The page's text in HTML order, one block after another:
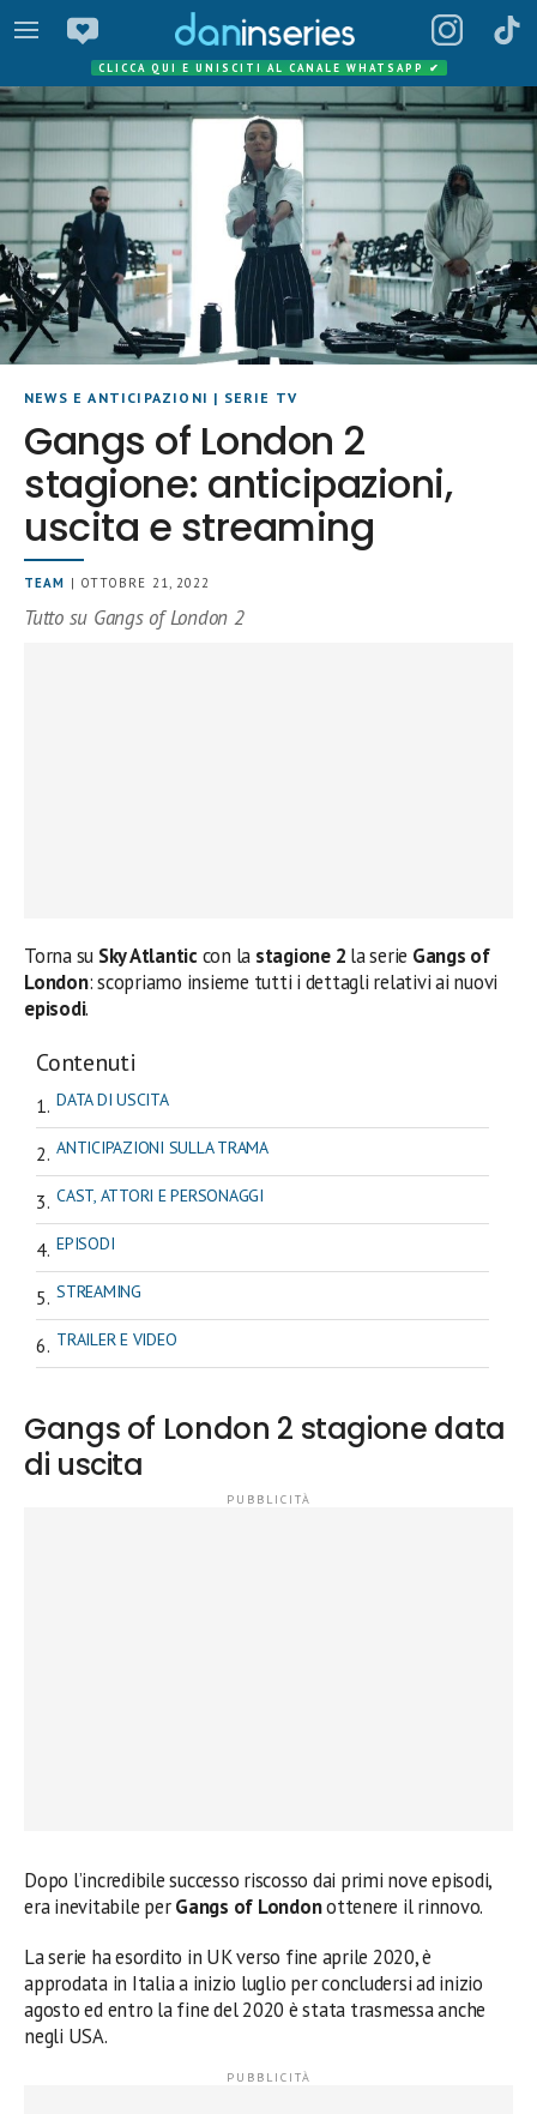
CLICCA QUI E UNISCITI AL CANALE WHATSAPP ✔
NEWS E ANTICIPAZIONI | SERIE TV
Gangs of London 2
stagione: anticipazioni,
uscita e streaming
TEAM | OTTOBRE 21, 2022
Tutto su Gangs of London 2
Torna su Sky Atlantic con la stagione 2 la serie Gangs of
London: scopriamo insieme tutti i dettagli relativi ai nuovi
episodi.
Contenuti
DATA DI USCITA
ANTICIPAZIONI SULLA TRAMA
CAST, ATTORI E PERSONAGGI
EPISODI
STREAMING
TRAILER E VIDEO
Gangs of London 2 stagione data
di uscita
Dopo l’incredibile successo riscosso dai primi nove episodi,
era inevitabile perGangs of Londonottenere il rinnovo.
La serie ha esordito in UK verso fine aprile 2020, è
approdata in Italia a inizio luglio per concludersi ad inizio
agosto ed entro la fine del 2020 è stata trasmessa anche
negli USA.